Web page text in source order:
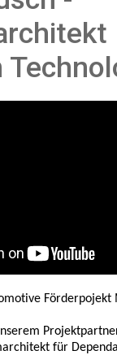
Förderpojekt
für